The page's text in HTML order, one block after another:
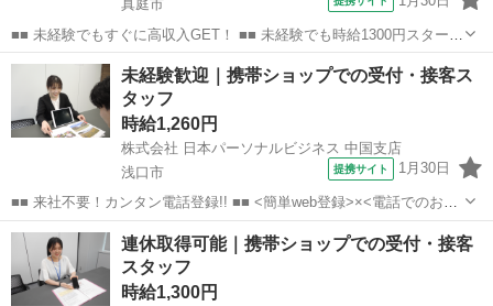
真庭市
■■ 未経験でもすぐに高収入GET！ ■■ 未経験でも時給1300円スタート
なので、すぐに高収入!! 社員登用制度もあるので、ゆくゆくは社員に
なんてキャリアアップも目指せます!! ■■ 来社不要！カンタン電話登
録!! ■■...
岡山 真庭市 店長
未経験歓迎｜携帯ショップでの受付・接客ス
タッフ
時給1,260円
株式会社 日本パーソナルビジネス 中国支店
浅口市
提携サイト 1月30日
■■ 来社不要！カンタン電話登録!! ■■ <簡単web登録>×<電話でのお仕
事紹介> で、来社なくお仕事探しが可能です♪ 基本情報を入力したら
電話で希望を伝えるだけでOK★ 営業、ラウンダー、事務のお仕事も
あります♪ ご希...
岡山 浅口市 店長
連休取得可能｜携帯ショップでの受付・接客
スタッフ
時給1,300円